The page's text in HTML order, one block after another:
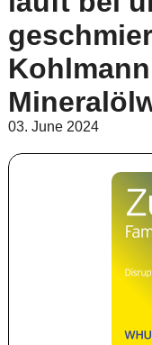
03. June 2024